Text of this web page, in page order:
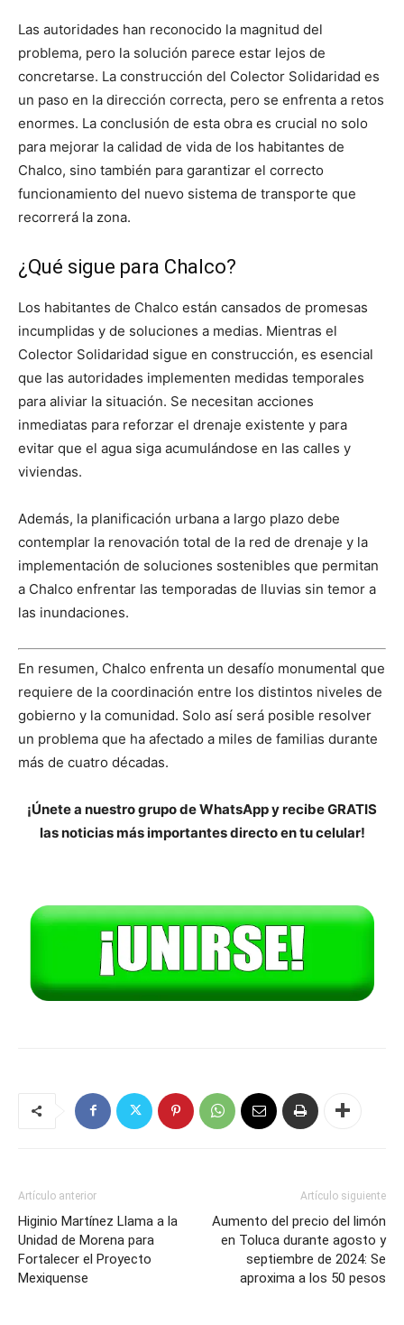
Las autoridades han reconocido la magnitud del
problema, pero la solución parece estar lejos de
concretarse. La construcción del Colector Solidaridad es
un paso en la dirección correcta, pero se enfrenta a retos
enormes. La conclusión de esta obra es crucial no solo
para mejorar la calidad de vida de los habitantes de
Chalco, sino también para garantizar el correcto
funcionamiento del nuevo sistema de transporte que
recorrerá la zona.
¿Qué sigue para Chalco?
Los habitantes de Chalco están cansados de promesas
incumplidas y de soluciones a medias. Mientras el
Colector Solidaridad sigue en construcción, es esencial
que las autoridades implementen medidas temporales
para aliviar la situación. Se necesitan acciones
inmediatas para reforzar el drenaje existente y para
evitar que el agua siga acumulándose en las calles y
viviendas.
Además, la planificación urbana a largo plazo debe
contemplar la renovación total de la red de drenaje y la
implementación de soluciones sostenibles que permitan
a Chalco enfrentar las temporadas de lluvias sin temor a
las inundaciones.
En resumen, Chalco enfrenta un desafío monumental que
requiere de la coordinación entre los distintos niveles de
gobierno y la comunidad. Solo así será posible resolver
un problema que ha afectado a miles de familias durante
más de cuatro décadas.
¡Únete a nuestro grupo de WhatsApp y recibe GRATIS
las noticias más importantes directo en tu celular!
Artículo anterior
Higinio Martínez Llama a la
Unidad de Morena para
Fortalecer el Proyecto
Mexiquense
Artículo siguiente
Aumento del precio del limón
en Toluca durante agosto y
septiembre de 2024: Se
aproxima a los 50 pesos